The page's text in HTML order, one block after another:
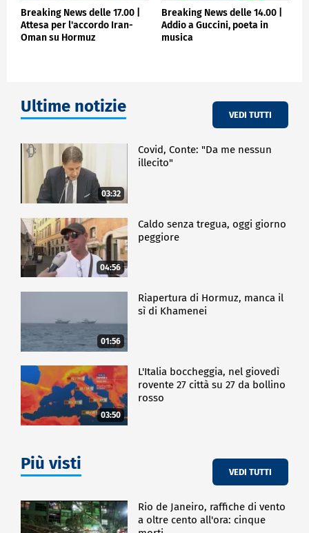
Breaking News delle 17.00 |
Attesa per l'accordo Iran-
Oman su Hormuz
Breaking News delle 14.00 |
Addio a Guccini, poeta in
musica
Ultime notizie VEDI TUTTI
03:32
Covid, Conte: "Da me nessun
illecito"
04:56
Caldo senza tregua, oggi giorno
peggiore
01:56
Riapertura di Hormuz, manca il
sì di Khamenei
03:50
L'Italia boccheggia, nel giovedì
rovente 27 città su 27 da bollino
rosso
Più visti VEDI TUTTI
Rio de Janeiro, raffiche di vento
a oltre cento all'ora: cinque